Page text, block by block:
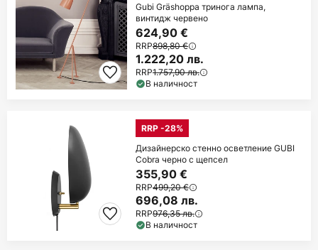
Gubi Gräshoppa тринога лампа,
винтидж червено
624,90 €
RRP898,80 €
1.222,20 лв.
RRP1.757,90 лв.
В наличност
RRP -28%
Дизайнерско стенно осветление GUBI
Cobra черно с щепсел
355,90 €
RRP499,20 €
696,08 лв.
RRP976,35 лв.
В наличност